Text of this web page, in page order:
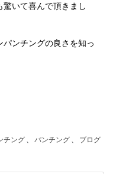
いて喜んで頂きまし
ンチングの良さを知っ
チング パンチング ブログ